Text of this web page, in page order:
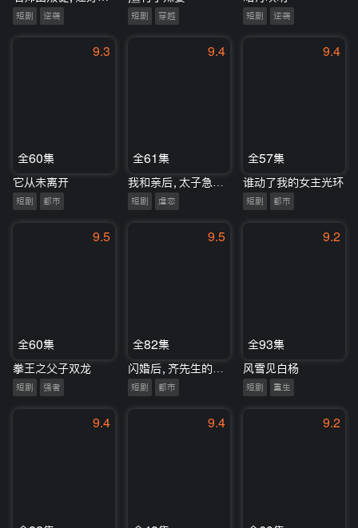
短剧 逆袭 短剧 穿越 短剧 逆袭
9.3
全60集
它从未离开
短剧 都市
9.4
全61集
我和亲后，太子急疯了
短剧 虐恋
9.4
全57集
谁动了我的女主光环
短剧 都市
9.5
全60集
拳王之父子双龙
短剧 强者
9.5
全82集
短剧 都市
9.2
全93集
风雪见白杨
短剧 重生
9.4 9.4 9.2